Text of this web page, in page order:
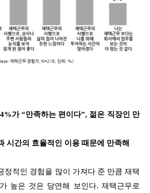
가 “만족하는 편이다”, 젊은 직장인 만
시간의 효율적인 이용 때문에 만족해
정적인 경험을 많이 가져다 준 만큼 재택
높은 것은 당연해 보인다. 재택근무로